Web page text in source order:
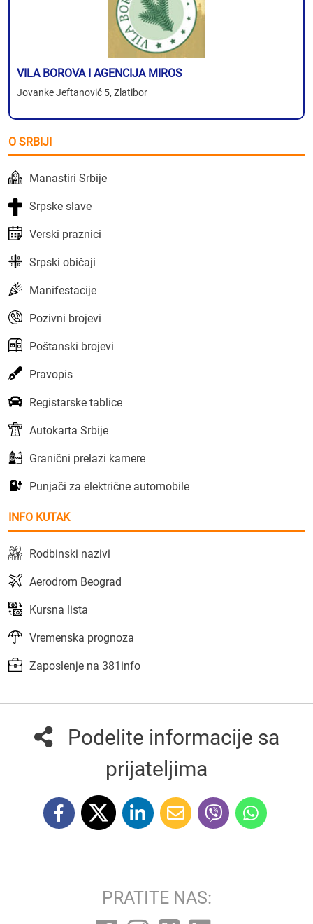
VILA BOROVA I AGENCIJA MIROS
Jovanke Jeftanović 5, Zlatibor
O SRBIJI
Manastiri Srbije
Srpske slave
Verski praznici
Srpski običaji
Manifestacije
Pozivni brojevi
Poštanski brojevi
Pravopis
Registarske tablice
Autokarta Srbije
Granični prelazi kamere
Punjači za električne automobile
INFO KUTAK
Rodbinski nazivi
Aerodrom Beograd
Kursna lista
Vremenska prognoza
Zaposlenje na 381info
Podelite informacije sa
prijateljima
PRATITE NAS: